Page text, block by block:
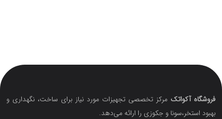
فروشگاه آکواتک مرکز تخصصی تجهیزات مورد نیاز برای ساخت، نگهداری و
بهبود استخر،سونا و جکوزی را ارائه می‌دهد.